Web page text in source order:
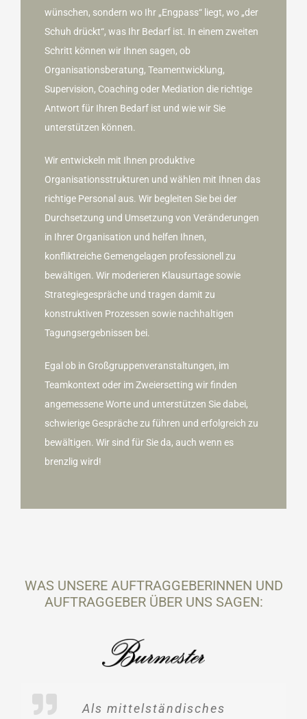
wünschen, sondern wo Ihr „Engpass“ liegt, wo „der
Schuh drückt“, was Ihr Bedarf ist. In einem zweiten
Schritt können wir Ihnen sagen, ob
Organisationsberatung, Teamentwicklung,
Supervision, Coaching oder Mediation die richtige
Antwort für Ihren Bedarf ist und wie wir Sie
unterstützen können.
Wir entwickeln mit Ihnen produktive
Organisationsstrukturen und wählen mit Ihnen das
richtige Personal aus. Wir begleiten Sie bei der
Durchsetzung und Umsetzung von Veränderungen
in Ihrer Organisation und helfen Ihnen,
konfliktreiche Gemengelagen professionell zu
bewältigen. Wir moderieren Klausurtage sowie
Strategiegespräche und tragen damit zu
konstruktiven Prozessen sowie nachhaltigen
Tagungsergebnissen bei.
Egal ob in Großgruppenveranstaltungen, im
Teamkontext oder im Zweiersetting wir finden
angemessene Worte und unterstützen Sie dabei,
schwierige Gespräche zu führen und erfolgreich zu
bewältigen. Wir sind für Sie da, auch wenn es
brenzlig wird!
WAS UNSERE AUFTRAGGEBERINNEN UND
AUFTRAGGEBER ÜBER UNS SAGEN:
Als mittelständisches
Als CEO der TRIOVEGA GmbH
Seit einigen Jahren unterstützt
Unaufgeregt und mit Maß hat uns
Seit mehreren Jahren arbeiten wir
p+o begleitet uns seit Ende 2019